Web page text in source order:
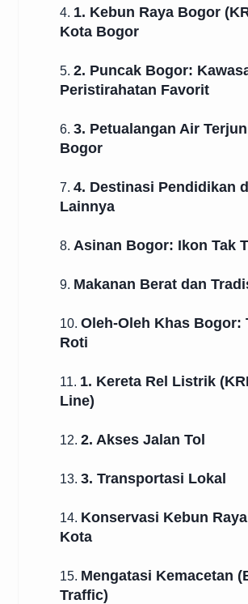
4. 1. Kebun Raya Bogor
Kota Bogor
5. 2. Puncak Bogor:
Peristirahatan Favorit
6. 3. Petualangan Air
Bogor
7. 4. Destinasi Pendidikan
Lainnya
8. Asinan Bogor: Ikon Tak
9. Makanan Berat dan
10. Oleh-Oleh Khas Bogor:
Roti
11. 1. Kereta Rel Listrik
Line)
12. 2. Akses Jalan Tol
13. 3. Transportasi Lokal
14. Konservasi Kebun
Kota
15. Mengatasi Kemacetan
Traffic)